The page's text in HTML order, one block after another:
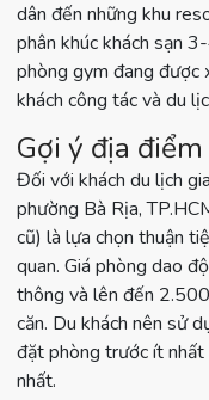
dân đến những khu
phân khúc khách sạn
phòng gym đang được
khách công tác và du
Gợi ý địa
Đối với khách du lịch
phường Bà Rịa,
cũ) là lựa chọn thuận
quan. Giá phòng dao
thông và lên đến
căn. Du khách nên sử
đặt phòng trước ít
nhất.